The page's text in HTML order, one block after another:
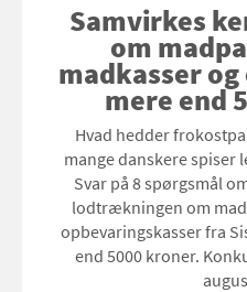
Samvirkes
om
madkasser
mere end
Hvad hedder
mange danskere spiser
Svar på 8 spørgsmål
lodtrækningen om
opbevaringskasser fra
end 5000 kroner.